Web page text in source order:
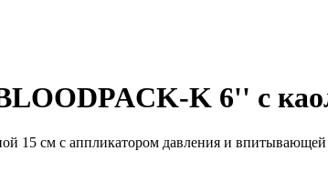
K 6'' с
15 см с аппликатором давления и